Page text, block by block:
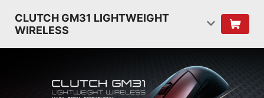
CLUTCH GM31 LIGHTWEIGHT
WIRELESS